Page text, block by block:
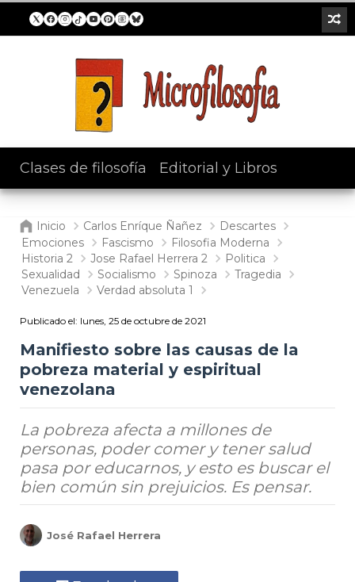
Clases de filosofía Editorial y Libros
Inicio Carlos Enríque Ñañez
Descartes
Emociones
Fascismo
Filosofia Moderna
Historia 2
Jose Rafael Herrera 2
Politica
Sexualidad
Socialismo Spinoza
Tragedia
Venezuela
Verdad absoluta 1
Publicado el: lunes, 25 de octubre de 2021
Manifiesto sobre las causas de la
pobreza material y espiritual
venezolana
La pobreza afecta a millones de
personas, poder comer y tener salud
pasa por educarnos, y esto es buscar el
bien común sin prejuicios. Es pensar.
José Rafael Herrera